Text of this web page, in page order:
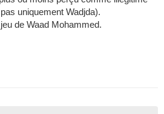
uniquement Wadjda).
de Waad Mohammed.